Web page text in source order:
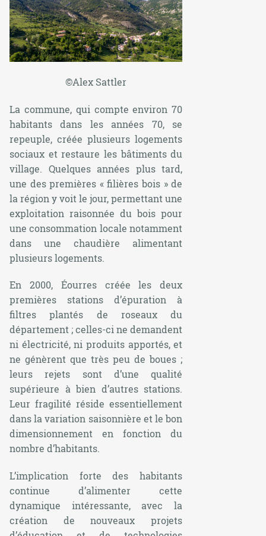
©Alex Sattler
La commune, qui compte environ 70
habitants dans les années 70, se
repeuple, créée plusieurs logements
sociaux et restaure les bâtiments du
village. Quelques années plus tard,
une des premières « filières bois » de
la région y voit le jour, permettant une
exploitation raisonnée du bois pour
une consommation locale notamment
dans une chaudière alimentant
plusieurs logements.
En 2000, Éourres créée les deux
premières stations d’épuration à
filtres plantés de roseaux du
département ; celles-ci ne demandent
ni électricité, ni produits apportés, et
ne génèrent que très peu de boues ;
leurs rejets sont d’une qualité
supérieure à bien d’autres stations.
Leur fragilité réside essentiellement
dans la variation saisonnière et le bon
dimensionnement en fonction du
nombre d’habitants.
L’implication forte des habitants
continue d’alimenter cette
dynamique intéressante, avec la
création de nouveaux projets